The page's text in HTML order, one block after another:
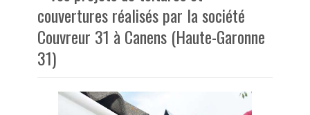
couvertures réalisés par la société
Couvreur 31 à Canens (Haute-Garonne
31)